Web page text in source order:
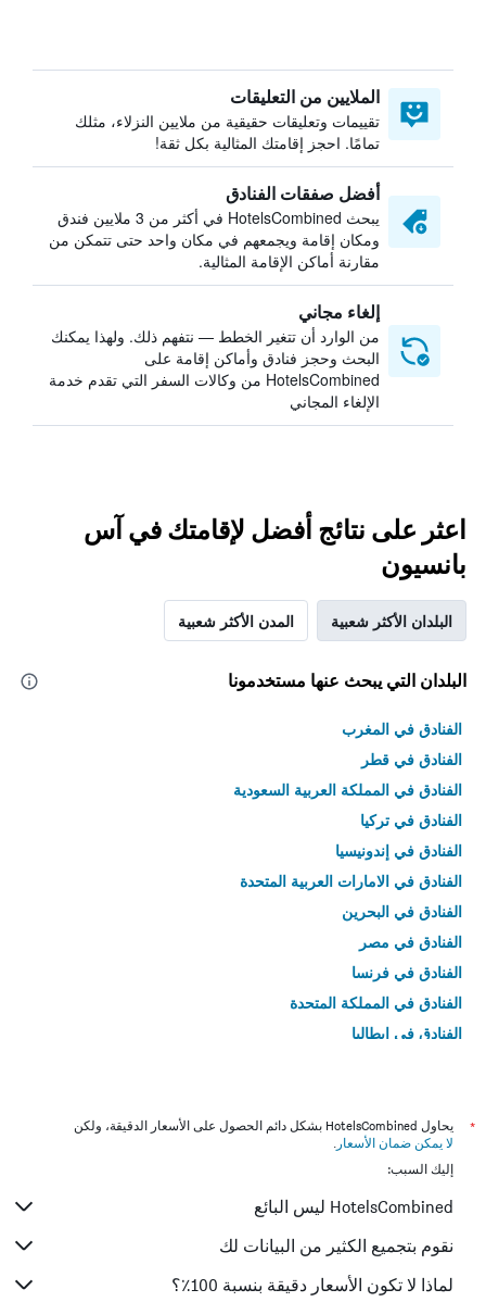
الملايين من التعليقات
تقييمات وتعليقات حقيقية من ملايين النزلاء، مثلك
تمامًا. احجز إقامتك المثالية بكل ثقة!
أفضل صفقات الفنادق
يبحث HotelsCombined في أكثر من 3 ملايين فندق
ومكان إقامة ويجمعهم في مكان واحد حتى تتمكن من
مقارنة أماكن الإقامة المثالية.
إلغاء مجاني
من الوارد أن تتغير الخطط — نتفهم ذلك. ولهذا يمكنك
البحث وحجز فنادق وأماكن إقامة على
HotelsCombined من وكالات السفر التي تقدم خدمة
الإلغاء المجاني
اعثر على نتائج أفضل لإقامتك في آس
بانسيون
البلدان الأكثر شعبية المدن الأكثر شعبية
البلدان التي يبحث عنها مستخدمونا
الفنادق في المغرب
الفنادق في قطر
الفنادق في المملكة العربية السعودية
الفنادق في تركيا
الفنادق في إندونيسيا
الفنادق في الامارات العربية المتحدة
الفنادق في البحرين
الفنادق في مصر
الفنادق في فرنسا
الفنادق في المملكة المتحدة
الفنادق في إيطاليا
*
يحاول HotelsCombined بشكل دائم الحصول على الأسعار الدقيقة، ولكن
لا يمكن ضمان الأسعار .
إليك السبب:
HotelsCombined ليس البائع
نقوم بتجميع الكثير من البيانات لك
لماذا لا تكون الأسعار دقيقة بنسبة 100٪؟